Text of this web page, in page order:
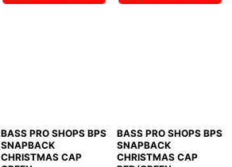
BASS PRO SHOPS BPS
SNAPBACK
CHRISTMAS CAP
BASS PRO SHOPS BPS
SNAPBACK
CHRISTMAS CAP